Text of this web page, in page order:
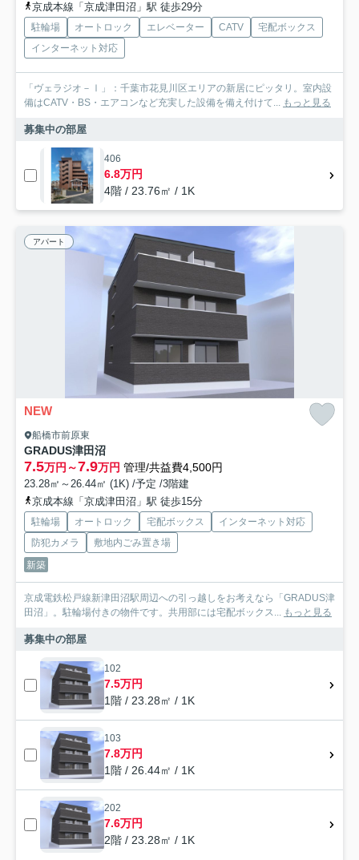
京成本線「京成津田沼」駅 徒歩29分
駐輪場 オートロック エレベーター CATV
宅配ボックス
インターネット対応
「ヴェラジオ－Ⅰ」：千葉市花見川区エリアの新居にピッタリ。室内設
備はCATV・BS・エアコンなど充実した設備を備え付けて... もっと見る
募集中の部屋
406
6.8万円
4階 / 23.76㎡ / 1K
アパート
NEW
船橋市前原東
GRADUS津田沼
7.5万円～7.9万円 管理/共益費4,500円
23.28㎡～26.44㎡ (1K) /予定 /3階建
京成本線「京成津田沼」駅 徒歩15分
駐輪場 オートロック 宅配ボックス
インターネット対応
防犯カメラ
敷地内ごみ置き場
新築
京成電鉄松戸線新津田沼駅周辺への引っ越しをお考えなら「GRADUS津
田沼」。駐輪場付きの物件です。共用部には宅配ボックス... もっと見る
募集中の部屋
102
7.5万円
1階 / 23.28㎡ / 1K
103
7.8万円
1階 / 26.44㎡ / 1K
202
7.6万円
2階 / 23.28㎡ / 1K